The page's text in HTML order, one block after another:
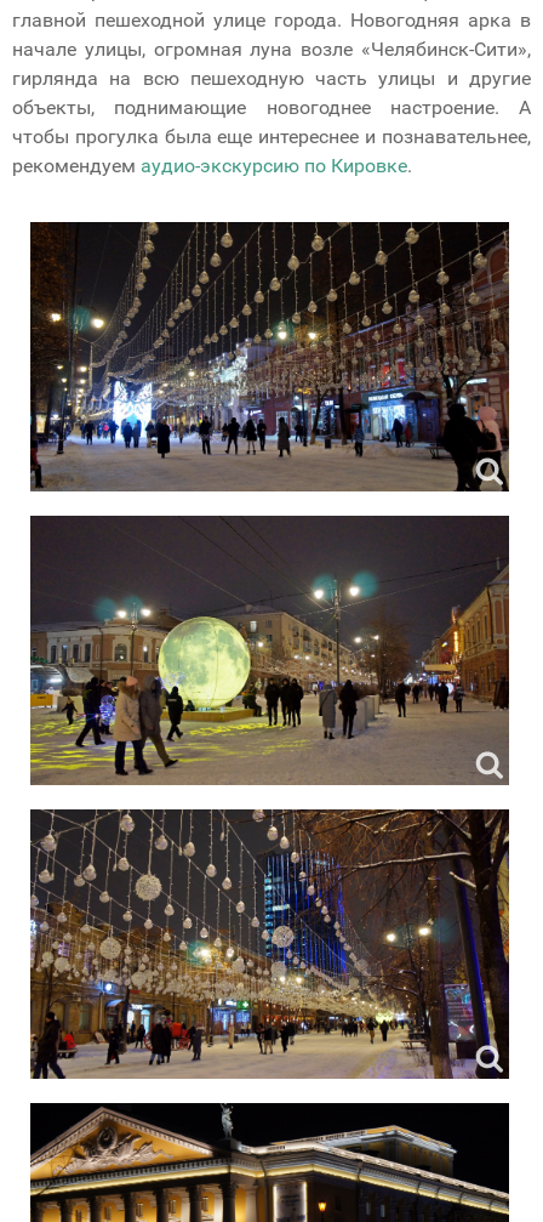
главной пешеходной улице города. Новогодняя арка в
начале улицы, огромная луна возле «Челябинск-Сити»,
гирлянда на всю пешеходную часть улицы и другие
объекты, поднимающие новогоднее настроение. А
чтобы прогулка была еще интереснее и познавательнее,
рекомендуем аудио-экскурсию по Кировке.